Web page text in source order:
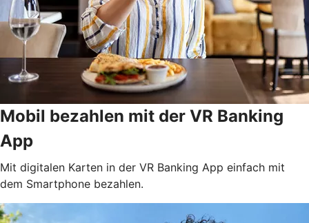
Mobil bezahlen mit der VR Banking
App
Mit digitalen Karten in der VR Banking App einfach mit
dem Smartphone bezahlen.